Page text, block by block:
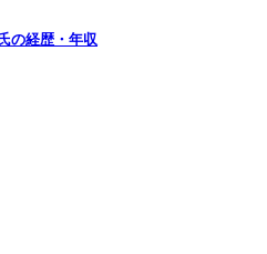
の経歴・年収